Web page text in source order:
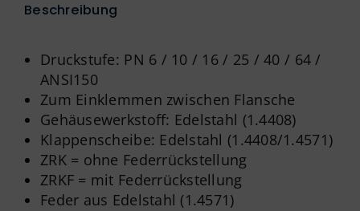
Beschreibung
Druckstufe: PN 6 / 10 / 16 / 25 / 40 / 64 /
ANSI150
Zum Einklemmen zwischen Flansche
Gehäusewerkstoff: Edelstahl (1.4408)
Klappenscheibe: Edelstahl (1.4408/1.4571)
ZRK = ohne Federrückstellung
ZRKF = mit Federrückstellung
Feder aus Edelstahl (1.4571)